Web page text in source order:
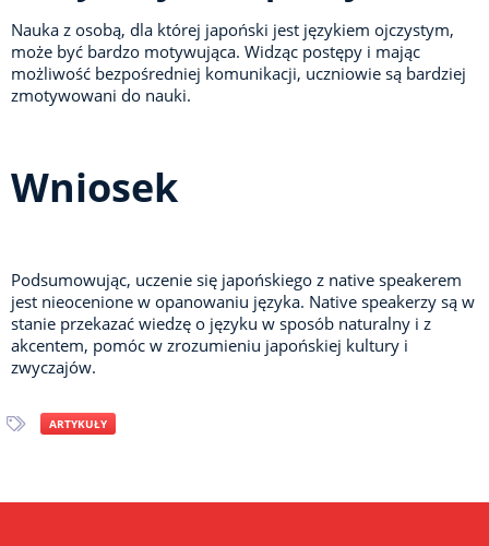
Nauka z osobą, dla której japoński jest językiem ojczystym,
może być bardzo motywująca. Widząc postępy i mając
możliwość bezpośredniej komunikacji, uczniowie są bardziej
zmotywowani do nauki.
Wniosek
Podsumowując, uczenie się japońskiego z native speakerem
jest nieocenione w opanowaniu języka. Native speakerzy są w
stanie przekazać wiedzę o języku w sposób naturalny i z
akcentem, pomóc w zrozumieniu japońskiej kultury i
zwyczajów.
ARTYKUŁY